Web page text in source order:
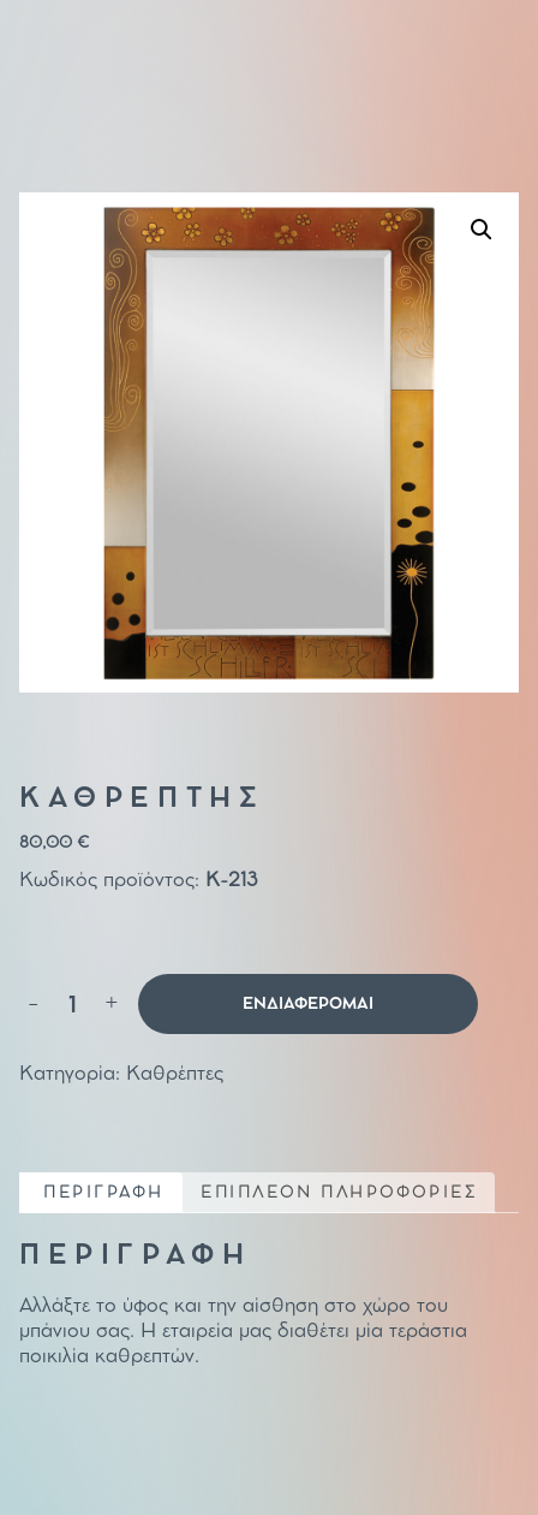
ΚΑΘΡΕΠΤΗΣ
80,00 €
Κωδικός προϊόντος: Κ-213
-
Καθρέπτης
ποσότητα+ ΕΝΔΙΑΦΕΡΟΜΑΙ
Κατηγορία: Καθρέπτες
ΠΕΡΙΓΡΑΦΗ ΕΠΙΠΛΕΟΝ ΠΛΗΡΟΦΟΡΙΕΣ
ΠΕΡΙΓΡΑΦΗ
Αλλάξτε το ύφος και την αίσθηση στο χώρο του
μπάνιου σας. Η εταιρεία μας διαθέτει μία τεράστια
ποικιλία καθρεπτών.